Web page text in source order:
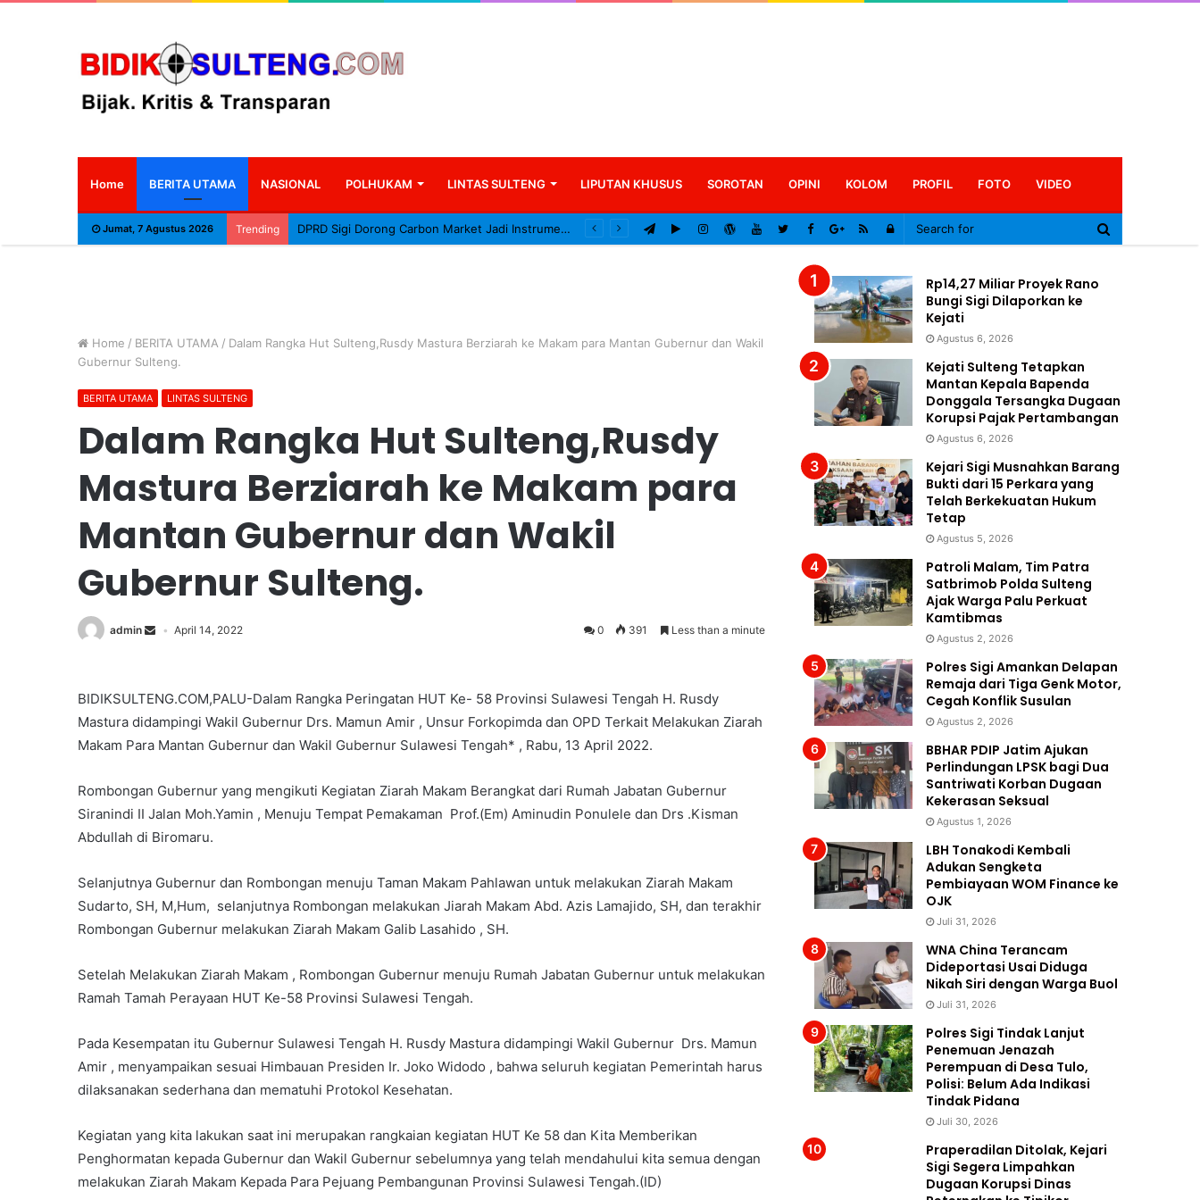
Home BERITA UTAMA NASIONAL POLHUKAM LINTAS SULTENG LIPUTAN KHUSUS SOROTAN OPINI KOLOM PROFIL FOTO VIDEO
Jumat, 7 Agustus 2026 Trending DPRD Sigi Dorong Carbon Market Jadi Instrumen Ekonomi Hijau Log
Home / BERITA UTAMA / Dalam Rangka Hut Sulteng,Rusdy Mastura Berziarah ke Makam para Mantan Gubernur dan Wakil
Gubernur Sulteng.
BERITA UTAMA LINTAS SULTENG
Dalam Rangka Hut Sulteng,Rusdy
Mastura Berziarah ke Makam para
Mantan Gubernur dan Wakil
Gubernur Sulteng.
admin April 14, 2022 0 391 Less than a minute
BIDIKSULTENG.COM,PALU-Dalam Rangka Peringatan HUT Ke- 58 Provinsi Sulawesi Tengah H. Rusdy
Mastura didampingi Wakil Gubernur Drs. Mamun Amir , Unsur Forkopimda dan OPD Terkait Melakukan Ziarah
Makam Para Mantan Gubernur dan Wakil Gubernur Sulawesi Tengah* , Rabu, 13 April 2022.
Rombongan Gubernur yang mengikuti Kegiatan Ziarah Makam Berangkat dari Rumah Jabatan Gubernur
Siranindi II Jalan Moh.Yamin , Menuju Tempat Pemakaman Prof.(Em) Aminudin Ponulele dan Drs .Kisman
Abdullah di Biromaru.
Selanjutnya Gubernur dan Rombongan menuju Taman Makam Pahlawan untuk melakukan Ziarah Makam
Sudarto, SH, M,Hum, selanjutnya Rombongan melakukan Jiarah Makam Abd. Azis Lamajido, SH, dan terakhir
Rombongan Gubernur melakukan Ziarah Makam Galib Lasahido , SH.
Setelah Melakukan Ziarah Makam , Rombongan Gubernur menuju Rumah Jabatan Gubernur untuk melakukan
Ramah Tamah Perayaan HUT Ke-58 Provinsi Sulawesi Tengah.
Pada Kesempatan itu Gubernur Sulawesi Tengah H. Rusdy Mastura didampingi Wakil Gubernur Drs. Mamun
Amir , menyampaikan sesuai Himbauan Presiden Ir. Joko Widodo , bahwa seluruh kegiatan Pemerintah harus
dilaksanakan sederhana dan mematuhi Protokol Kesehatan.
Kegiatan yang kita lakukan saat ini merupakan rangkaian kegiatan HUT Ke 58 dan Kita Memberikan
Penghormatan kepada Gubernur dan Wakil Gubernur sebelumnya yang telah mendahului kita semua dengan
melakukan Ziarah Makam Kepada Para Pejuang Pembangunan Provinsi Sulawesi Tengah.(ID)
Rp14,27 Miliar Proyek Rano
Bungi Sigi Dilaporkan ke
Kejati
Agustus 6, 2026
Kejati Sulteng Tetapkan
Mantan Kepala Bapenda
Donggala Tersangka Dugaan
Korupsi Pajak Pertambangan
Agustus 6, 2026
Kejari Sigi Musnahkan Barang
Bukti dari 15 Perkara yang
Telah Berkekuatan Hukum
Tetap
Agustus 5, 2026
Patroli Malam, Tim Patra
Satbrimob Polda Sulteng
Ajak Warga Palu Perkuat
Kamtibmas
Agustus 2, 2026
Polres Sigi Amankan Delapan
Remaja dari Tiga Genk Motor,
Cegah Konflik Susulan
Agustus 2, 2026
BBHAR PDIP Jatim Ajukan
Perlindungan LPSK bagi Dua
Santriwati Korban Dugaan
Kekerasan Seksual
Agustus 1, 2026
LBH Tonakodi Kembali
Adukan Sengketa
Pembiayaan WOM Finance ke
OJK
Juli 31, 2026
WNA China Terancam
Dideportasi Usai Diduga
Nikah Siri dengan Warga Buol
Juli 31, 2026
Polres Sigi Tindak Lanjut
Penemuan Jenazah
Perempuan di Desa Tulo,
Polisi: Belum Ada Indikasi
Tindak Pidana
Juli 30, 2026
Praperadilan Ditolak, Kejari
Sigi Segera Limpahkan
Dugaan Korupsi Dinas